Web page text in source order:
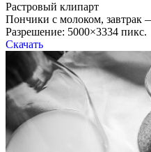
Растровый клипарт
Пончики с молоком, завтрак
Разрешение: 5000×3334 пикс.
Скачать